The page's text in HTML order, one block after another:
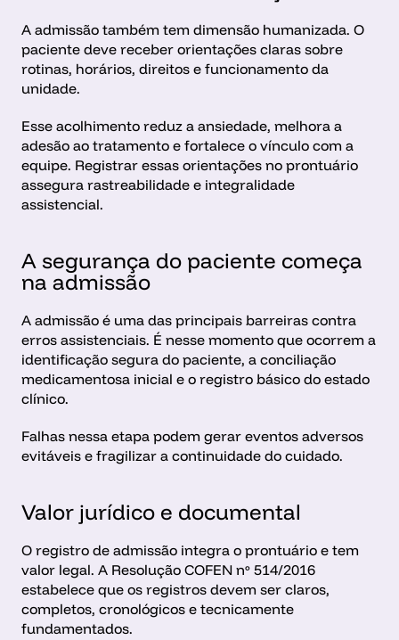
A admissão também tem dimensão humanizada. O
paciente deve receber orientações claras sobre
rotinas, horários, direitos e funcionamento da
unidade.
Esse acolhimento reduz a ansiedade, melhora a
adesão ao tratamento e fortalece o vínculo com a
equipe. Registrar essas orientações no prontuário
assegura rastreabilidade e integralidade
assistencial.
A segurança do paciente começa
na admissão
A admissão é uma das principais barreiras contra
erros assistenciais. É nesse momento que ocorrem a
identificação segura do paciente, a conciliação
medicamentosa inicial e o registro básico do estado
clínico.
Falhas nessa etapa podem gerar eventos adversos
evitáveis e fragilizar a continuidade do cuidado.
Valor jurídico e documental
O registro de admissão integra o prontuário e tem
valor legal. A Resolução COFEN nº 514/2016
estabelece que os registros devem ser claros,
completos, cronológicos e tecnicamente
fundamentados.